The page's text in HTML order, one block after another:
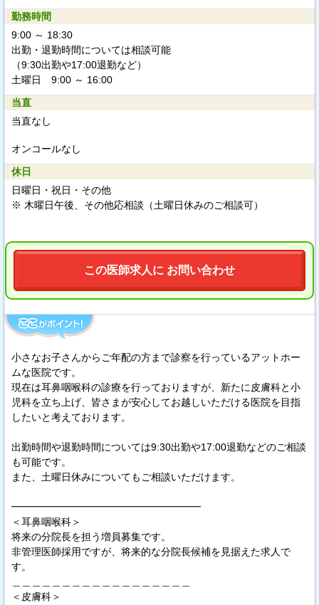
勤務時間
9:00 ～ 18:30
出勤・退勤時間については相談可能
（9:30出勤や17:00退勤など）
土曜日 9:00 ～ 16:00
当直
当直なし
オンコールなし
休日
日曜日・祝日・その他
※ 木曜日午後、その他応相談（土曜日休みのご相談可）
この医師求人に お問い合わせ
小さなお子さんからご年配の方まで診察を行っているアットホー
ムな医院です。
現在は耳鼻咽喉科の診療を行っておりますが、新たに皮膚科と小
児科を立ち上げ、皆さまが安心してお越しいただける医院を目指
したいと考えております。
出勤時間や退勤時間については9:30出勤や17:00退勤などのご相談
も可能です。
また、土曜日休みについてもご相談いただけます。
━━━━━━━━━━━━━━━━━━━
＜耳鼻咽喉科＞
将来の分院長を担う増員募集です。
非管理医師採用ですが、将来的な分院長候補を見据えた求人で
す。
＜皮膚科＞